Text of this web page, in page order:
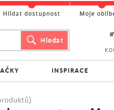
INSPIRACE
Hlídat dostupnost Moje